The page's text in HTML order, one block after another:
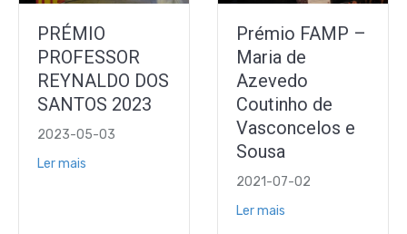
PRÉMIO
PROFESSOR
REYNALDO DOS
SANTOS 2023
2023-05-03
Ler mais
Prémio FAMP –
Maria de
Azevedo
Coutinho de
Vasconcelos e
Sousa
2021-07-02
Ler mais